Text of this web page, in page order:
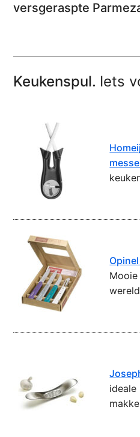
versgeraspte
Keukenspul. Iets